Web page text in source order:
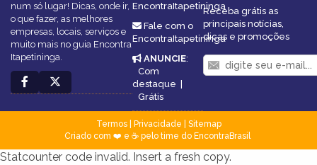
num só lugar! Dicas, onde ir,
o que fazer, as melhores
empresas, locais, serviços e
muito mais no guia Encontra
Itapetininga.
EncontraItapetininga
Fale com o
EncontraItapetininga
ANUNCIE:
Com
destaque
Grátis
Receba grátis as
principais notícias,
dicas e promoções
Termos| Privacidade
Sitemap
Criado com ❤️ e ☕ pelo time do EncontraBrasil
Statcounter code invalid. Insert a fresh copy.